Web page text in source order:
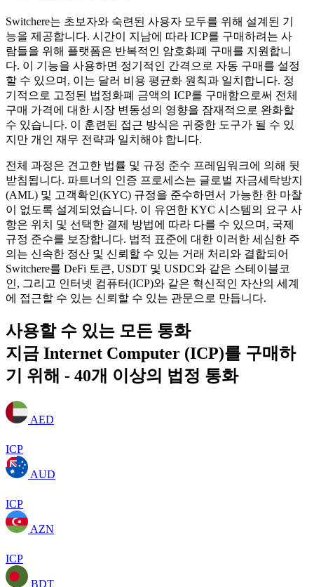
Switchere는 초보자와 숙련된 사용자 모두를 위해 설계된 기
능을 제공합니다. 시간이 지남에 따라 ICP를 구매하려는 사
람들을 위해 플랫폼은 반복적인 암호화폐 구매를 지원합니
다. 이 기능을 사용하면 정기적인 간격으로 자동 구매를 설정
할 수 있으며, 이는 달러 비용 평균화 원칙과 일치합니다. 정
기적으로 고정된 법정화폐 금액의 ICP를 구매함으로써 전체
구매 가격에 대한 시장 변동성의 영향을 잠재적으로 완화할
수 있습니다. 이 훈련된 접근 방식은 귀중한 도구가 될 수 있
지만 개인 재무 전략과 일치해야 합니다.
전체 과정은 견고한 법률 및 규정 준수 프레임워크에 의해 뒷
받침됩니다. 파트너의 인증 프로세스는 글로벌 자금세탁방지
(AML) 및 고객확인(KYC) 규정을 준수하면서 가능한 한 마찰
이 없도록 설계되었습니다. 이 유연한 KYC 시스템의 요구 사
항은 위치 및 선택한 결제 방법에 따라 다를 수 있으며, 국제
규정 준수를 보장합니다. 법적 표준에 대한 이러한 세심한 주
의는 신속한 정산 및 신뢰할 수 있는 거래 처리와 결합되어
Switchere를 DeFi 토큰, USDT 및 USDC와 같은 스테이블코
인, 그리고 인터넷 컴퓨터(ICP)와 같은 혁신적인 자산의 세계
에 접근할 수 있는 신뢰할 수 있는 관문으로 만듭니다.
사용할 수 있는 모든 통화
지금 Internet Computer (ICP)를 구매하
기 위해 - 40개 이상의 법정 통화
AED
ICP
AUD
ICP
AZN
ICP
BDT